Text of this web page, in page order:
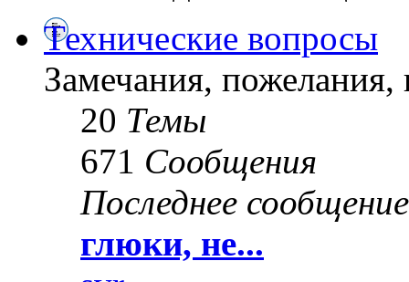
Технические вопросы
Замечания, пожелания,
20 Темы
671 Сообщения
Последнее сообщение
глюки, не...